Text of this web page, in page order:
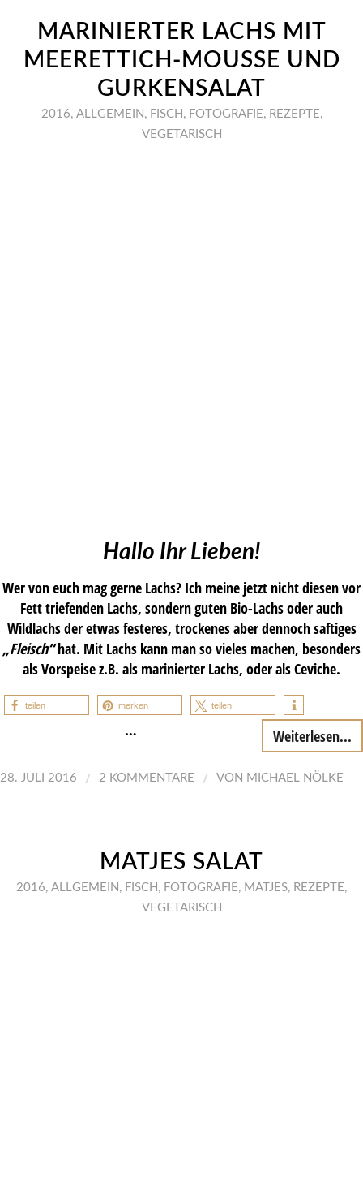
MARINIERTER LACHS MIT
MEERETTICH-MOUSSE UND
GURKENSALAT
2016, ALLGEMEIN , FISCH , FOTOGRAFIE , REZEPTE ,
VEGETARISCH
Hallo Ihr Lieben!
Wer von euch mag gerne Lachs? Ich meine jetzt nicht diesen vor
Fett triefenden Lachs, sondern guten Bio-Lachs oder auch
Wildlachs der etwas festeres, trockenes aber dennoch saftiges
„Fleisch“hat. Mit Lachs kann man so vieles machen, besonders
als Vorspeise z.B. als marinierter Lachs, oder als Ceviche.
teilen merken teilen
… Weiterlesen...
28. JULI 2016 / 2 KOMMENTARE / VON MICHAEL NÖLKE
MATJES SALAT
2016, ALLGEMEIN , FISCH , FOTOGRAFIE, MATJES, REZEPTE,
VEGETARISCH